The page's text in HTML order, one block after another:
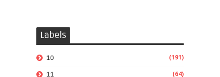
Labels
10 (191)
11 (64)